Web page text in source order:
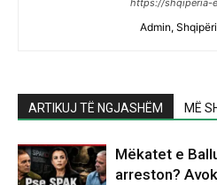
https://shqiperia-
Admin,
ARTIKUJ TË NGJASHËM MË
Mëkatet e
arreston?